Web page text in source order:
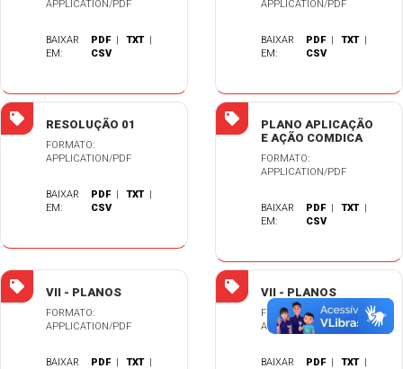
APPLICATION/PDF
BAIXAR
EM:
PDF |TXT |
CSV
APPLICATION/PDF
BAIXAR
EM:
PDF |TXT |
CSV
RESOLUÇÃO 01
FORMATO:
APPLICATION/PDF
BAIXAR
EM:
PDF |TXT |
CSV
PLANO APLICAÇÃO
E AÇÃO COMDICA
FORMATO:
APPLICATION/PDF
BAIXAR
EM:
PDF |TXT |
CSV
VII - PLANOS
FORMATO:
APPLICATION/PDF
BAIXAR
PDF |TXT |
VII - PLANOS
FORMATO:
APPLICATION/PDF
BAIXAR
PDF |TXT |